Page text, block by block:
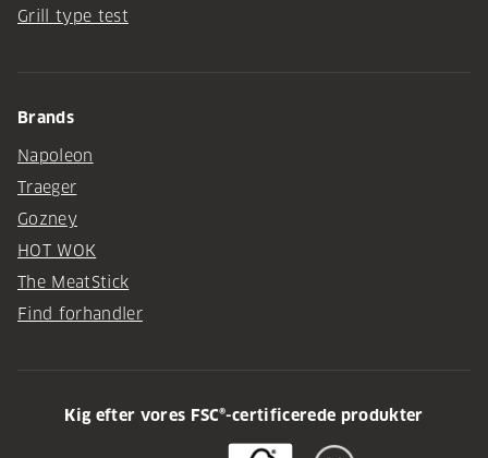
Grill type test
Brands
Napoleon
Traeger
Gozney
HOT WOK
The MeatStick
Find forhandler
Kig efter vores FSC®-certificerede produkter